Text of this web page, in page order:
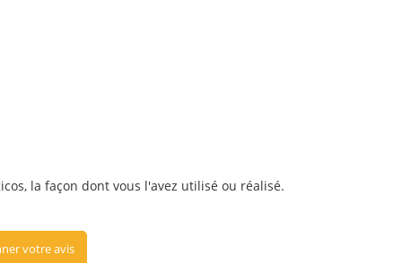
la façon dont vous l'avez utilisé ou réalisé.
votre avis